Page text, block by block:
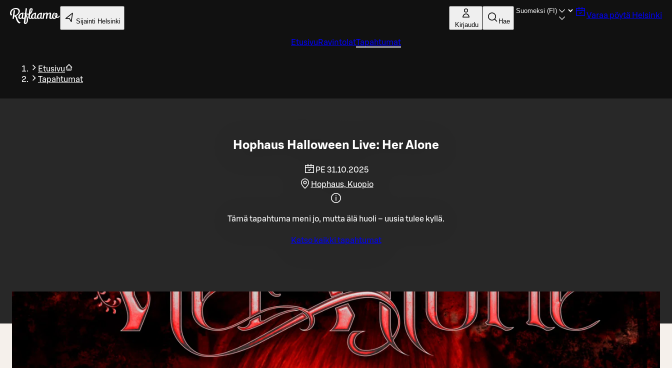
Siirry pääsisältöön
Sijainti Helsinki Kirjaudu Hae
Varaa pöytä Helsinki
Etusivu RavintolatTapahtumat
Etusivu
Tapahtumat
Takaisin
Hophaus Halloween Live: Her Alone
PE 31.10.2025
Hophaus, Kuopio
Tämä tapahtuma meni jo, mutta älä huoli – uusia tulee kyllä.
Katso kaikki tapahtumat